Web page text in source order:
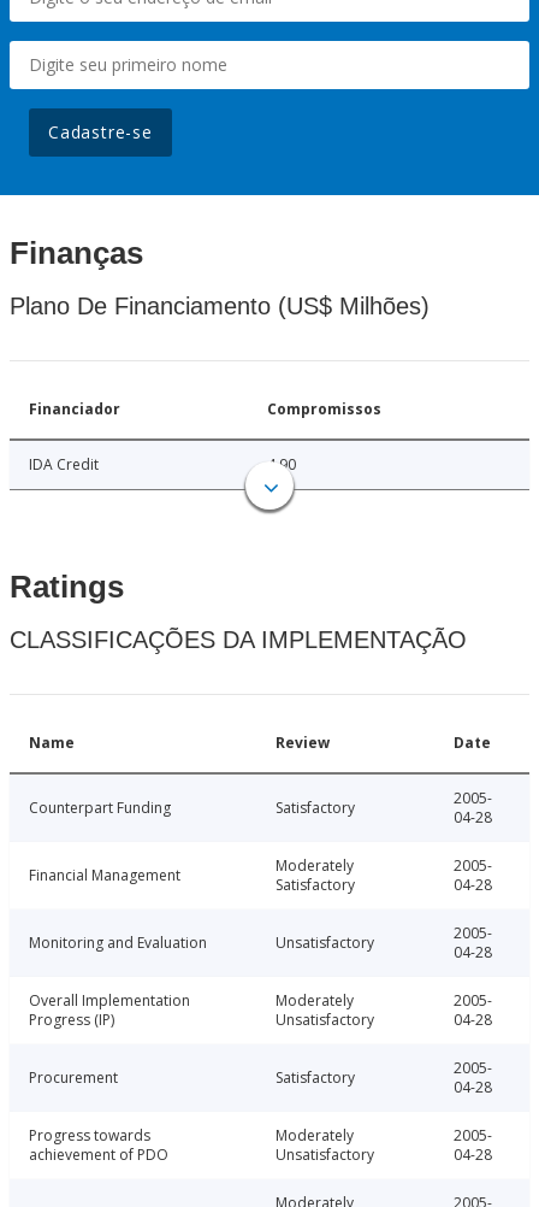
Cadastre-se
Finanças
Plano De Financiamento (US$ Milhões)
Financiador Compromissos
IDA Credit 4.90
Ratings
CLASSIFICAÇÕES DA IMPLEMENTAÇÃO
Name Review Date
Counterpart Funding Satisfactory
2005-
04-28
Financial Management
Moderately
Satisfactory
2005-
04-28
Monitoring and Evaluation Unsatisfactory
2005-
04-28
Overall Implementation
Progress (IP)
Moderately
Unsatisfactory
2005-
04-28
Procurement Satisfactory
2005-
04-28
Progress towards
achievement of PDO
Moderately
Unsatisfactory
2005-
04-28